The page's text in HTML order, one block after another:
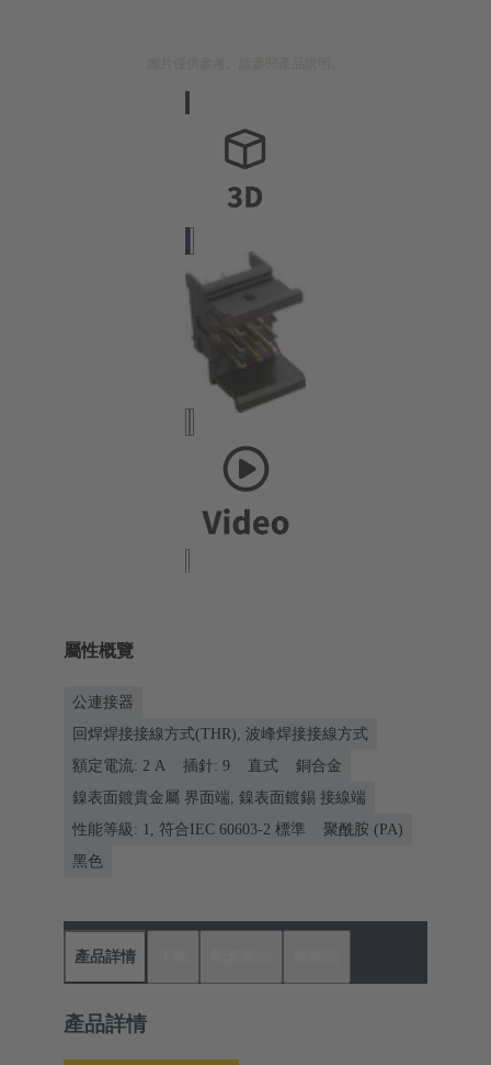
屬性概覽
公連接器
回焊焊接接線方式(THR), 波峰焊接接線方式
額定電流: ‌2 A
插針: 9 直式
銅合金
鎳表面鍍貴金屬 界面端, 鎳表面鍍錫 接線端
性能等級: 1, 符合IEC 60603-2 標準
聚酰胺 (PA)
黑色
產品詳情
產品詳情